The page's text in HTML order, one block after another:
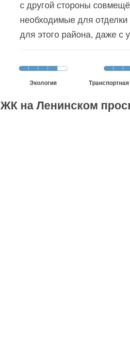
с другой стороны
необходимые для отделки
для этого района, даже с
Экология
ЖК на Ленинском